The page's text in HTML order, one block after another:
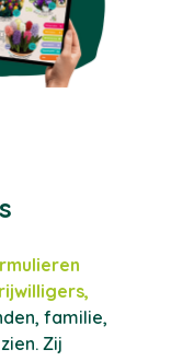
familie,
Zij